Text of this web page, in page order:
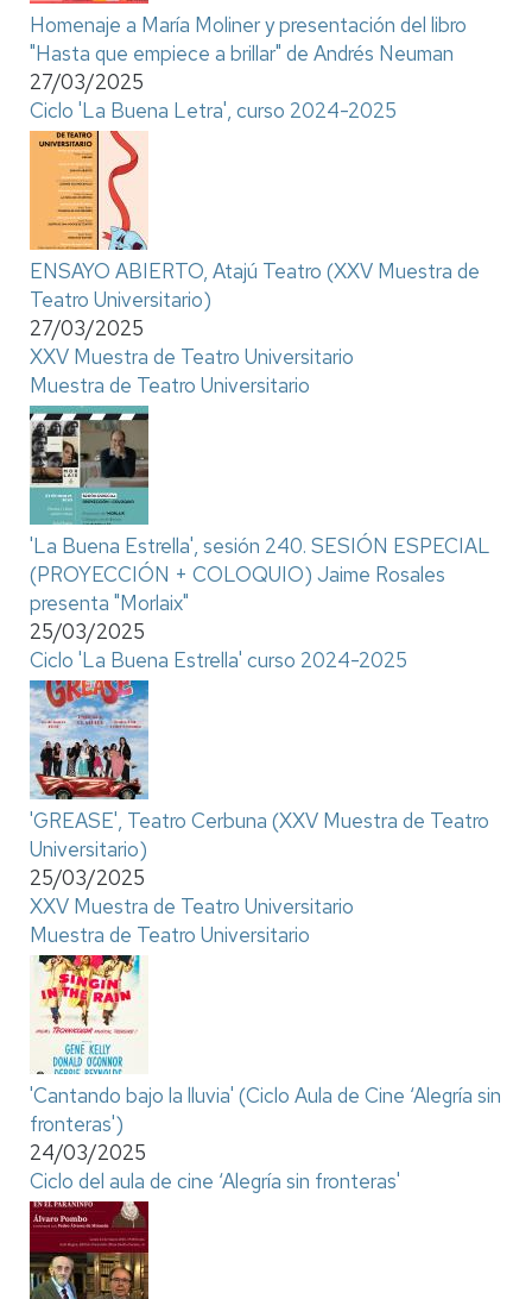
Homenaje a María Moliner y presentación del libro
"Hasta que empiece a brillar" de Andrés Neuman
27/03/2025
Ciclo 'La Buena Letra', curso 2024-2025
ENSAYO ABIERTO, Atajú Teatro (XXV Muestra de
Teatro Universitario)
27/03/2025
XXV Muestra de Teatro Universitario
Muestra de Teatro Universitario
'La Buena Estrella', sesión 240. SESIÓN ESPECIAL
(PROYECCIÓN + COLOQUIO) Jaime Rosales
presenta "Morlaix"
25/03/2025
Ciclo 'La Buena Estrella' curso 2024-2025
'GREASE', Teatro Cerbuna (XXV Muestra de Teatro
Universitario)
25/03/2025
XXV Muestra de Teatro Universitario
Muestra de Teatro Universitario
'Cantando bajo la lluvia' (Ciclo Aula de Cine ‘Alegría sin
fronteras')
24/03/2025
Ciclo del aula de cine ‘Alegría sin fronteras'